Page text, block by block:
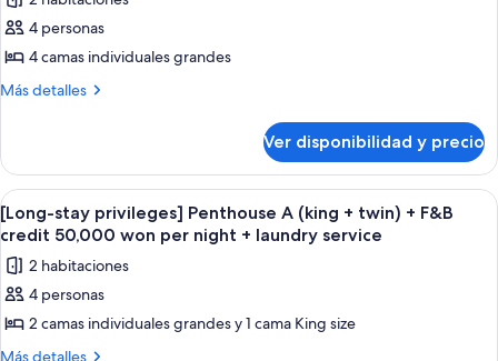
de
[Long-
stay
privileges]
(twin
+
twin)
+
F&B
credit
50,000
4 personas
4 camas individuales grandes
Más detalles
Más
stay
privileges]
Penthouse
A
+
twin)
F&B
credit
Ver disponibilidad y precio
Ver
todas
las
fotos
de
[Long-
stay
Una mesa de comedor con diversos
1
[Long-stay privileges] Penthouse A (king + twin) + F&B
credit 50,000 won per night + laundry service
2 habitaciones
4 personas
2 camas individuales grandes y 1 cama King size
Más detalles
Más